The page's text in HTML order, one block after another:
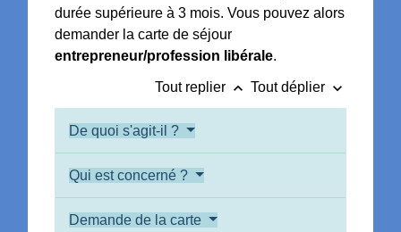
durée supérieure à 3 mois. Vous pouvez alors
demander la carte de séjour
entrepreneur/profession libérale.
Tout replier keyboard_arrow_up Tout déplier keyboard_arrow_down
De quoi s'agit-il ?
Qui est concerné ?
Demande de la carte